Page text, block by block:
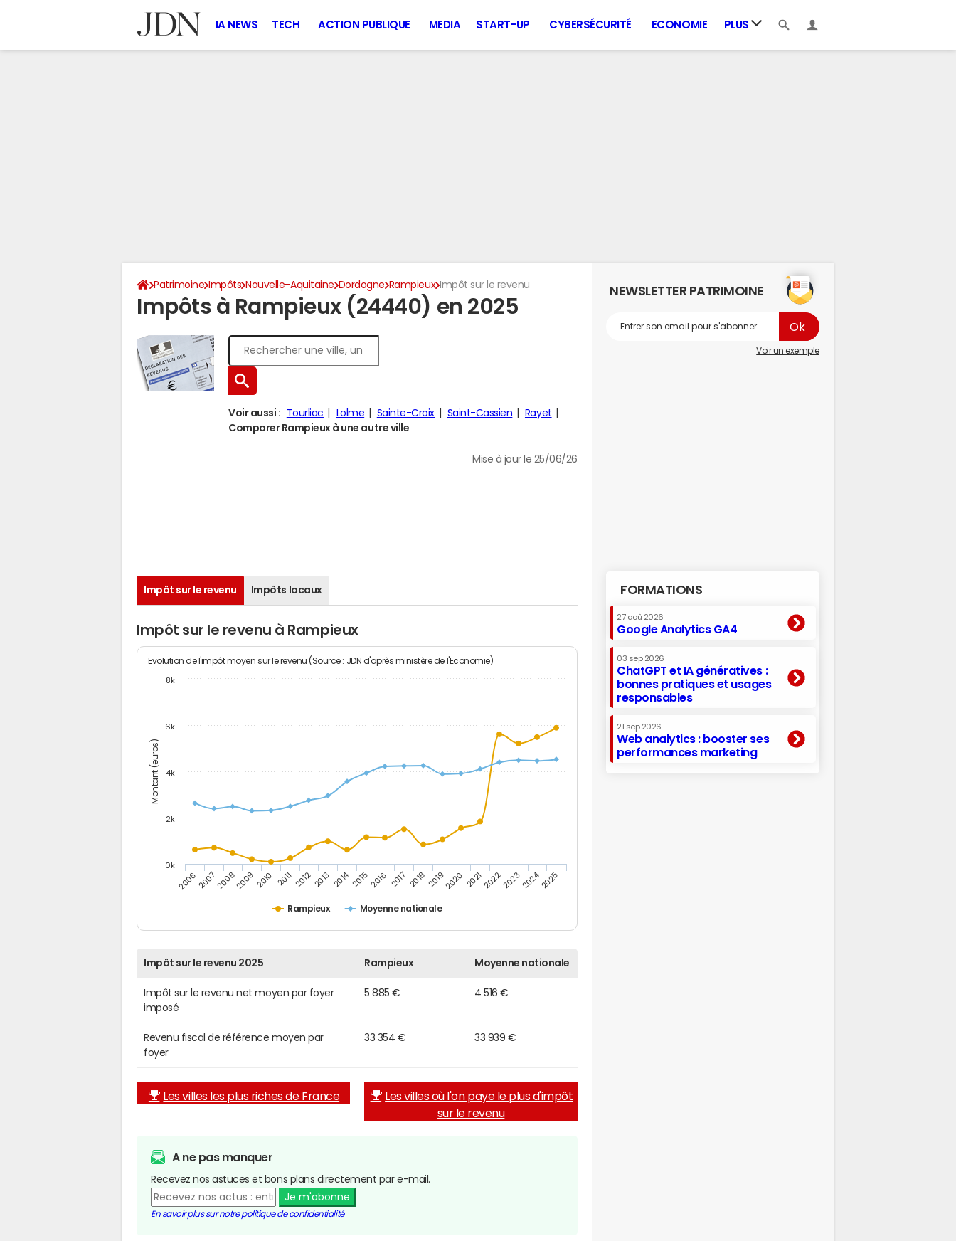
IA NEWS TECH ACTION PUBLIQUE MEDIA START-UP CYBERSÉCURITÉ ECONOMIE PLUS
Patrimoine Impôts Nouvelle-Aquitaine Dordogne Rampieux Impôt sur le revenu
Impôts à Rampieux (24440) en 2025
Voir aussi : Tourliac Lolme Sainte-Croix Saint-Cassien
Rayet
Comparer Rampieux à une autre ville
Mise à jour le 25/06/26
Impôt sur le revenu Impôts locaux
Impôt sur le revenu à Rampieux
Montant (euros)
Evolution de l'impôt moyen sur le revenu (Source : JDN d'après ministère de l'Economie)
Rampieux Moyenne nationale
20062007200820092010 2011 20122013 201420152016 2017 201820192020 20212022202320242025
0k
2k
4k
6k
8k
Impôt sur le revenu 2025 Rampieux Moyenne nationale
Impôt sur le revenu net moyen par foyer
imposé
5 885 € 4 516 €
Revenu fiscal de référence moyen par
foyer
33 354 € 33 939 €
Les villes les plus riches de France
Les villes où l'on paye le plus d'impôt
sur le revenu
A ne pas manquer
Recevez nos astuces et bons plans directement par e-mail.
Je m'abonne
En savoir plus sur notre politique de confidentialité
NEWSLETTER PATRIMOINE
Voir un exemple
FORMATIONS
27 aoû 2026
Google Analytics GA4
03 sep 2026
ChatGPT et IA génératives :
bonnes pratiques et usages
responsables
21 sep 2026
Web analytics : booster ses
performances marketing